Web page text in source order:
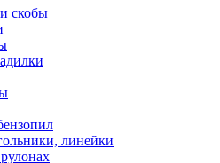
скобы
линейки